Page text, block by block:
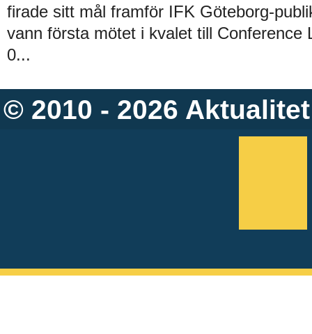
firade sitt mål framför IFK Göteborg-
vann första mötet i kvalet till Conference
0...
© 2010 - 2026 Aktualitet